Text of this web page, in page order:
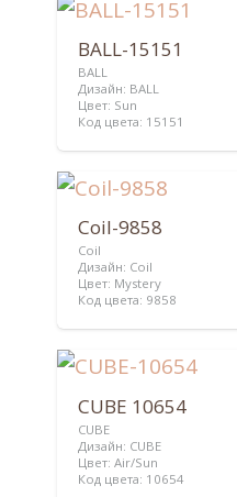
BALL-15151
BALL
Дизайн: BALL
Цвет: Sun
Код цвета: 15151
Coil-9858
Coil
Дизайн: Coil
Цвет: Mystery
Код цвета: 9858
CUBE 10654
CUBE
Дизайн: CUBE
Цвет: Air/Sun
Код цвета: 10654